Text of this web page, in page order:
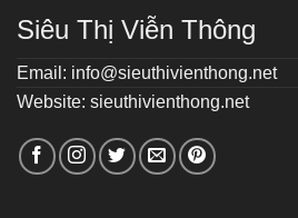
Siêu Thị Viễn Thông
Email: info@sieuthivienthong.net
Website: sieuthivienthong.net